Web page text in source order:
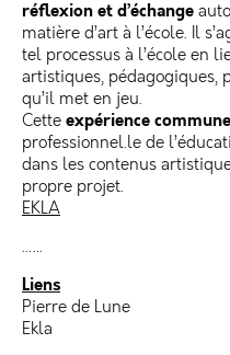
réflexion et d’échange
matière d’art à l’école. Il
tel processus à l’école en
artistiques, pédagogiques,
qu’il met en jeu.
Cette expérience commune
professionnel.le de
dans les contenus
propre projet.
EKLA
……
Liens
Pierre de Lune
Ekla